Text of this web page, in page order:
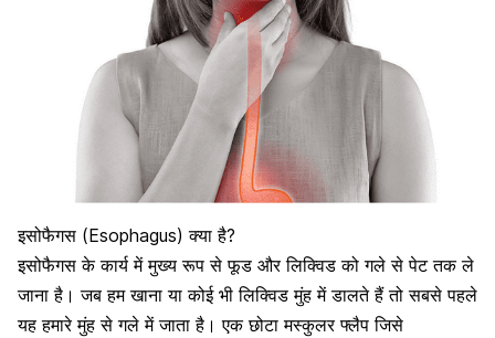
इसोफैगस (Esophagus) क्या है?
इसोफैगस के कार्य में मुख्य रूप से फूड और लिक्विड को गले से पेट तक ले
जाना है। जब हम खाना या कोई भी लिक्विड मुंह में डालते हैं तो सबसे पहले
यह हमारे मुंह से गले में जाता है। एक छोटा मस्कुलर फ्लैप जिसे